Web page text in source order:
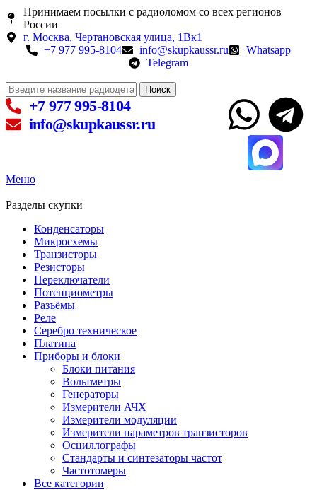
Принимаем посылки с радиоломом со всех регионов
России
г. Москва, Чертановская улица, 1Вк1
+7 977 995-8104
info@skupkaussr.ru
Whatsapp
Telegram
Поиск
+7 977 995-8104
info@skupkaussr.ru
Меню
Разделы скупки
Конденсаторы
Микросхемы
Транзисторы
Резисторы
Переключатели
Потенциометры
Разъёмы
Реле
Серебро техническое
Платина
Приборы и блоки
Блоки питания
Вольтметры
Генераторы
Измерители АЧХ
Измерители модуляции
Измерители параметров транзисторов
Осциллографы
Стандарты и синтезаторы частот
Частотомеры
Все категории